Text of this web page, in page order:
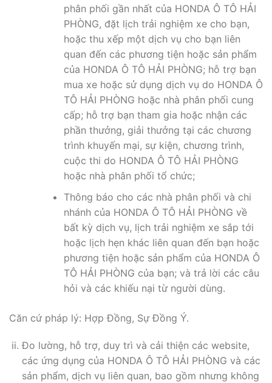
phân phối gần nhất của HONDA Ô TÔ HẢI
PHÒNG, đặt lịch trải nghiệm xe cho bạn,
hoặc thu xếp một dịch vụ cho bạn liên
quan đến các phương tiện hoặc sản phẩm
của HONDA Ô TÔ HẢI PHÒNG; hỗ trợ bạn
mua xe hoặc sử dụng dịch vụ do HONDA Ô
TÔ HẢI PHÒNG hoặc nhà phân phối cung
cấp; hỗ trợ bạn tham gia hoặc nhận các
phần thưởng, giải thưởng tại các chương
trình khuyến mại, sự kiện, chương trình,
cuộc thi do HONDA Ô TÔ HẢI PHÒNG
hoặc nhà phân phối tổ chức;
Thông báo cho các nhà phân phối và chi
nhánh của HONDA Ô TÔ HẢI PHÒNG về
bất kỳ dịch vụ, lịch trải nghiệm xe sắp tới
hoặc lịch hẹn khác liên quan đến bạn hoặc
phương tiện hoặc sản phẩm của HONDA Ô
TÔ HẢI PHÒNG của bạn; và trả lời các câu
hỏi và các khiếu nại từ người dùng.
Căn cứ pháp lý: Hợp Đồng, Sự Đồng Ý.
Đo lường, hỗ trợ, duy trì và cải thiện các website,
các ứng dụng của HONDA Ô TÔ HẢI PHÒNG và các
sản phẩm, dịch vụ liên quan, bao gồm nhưng không